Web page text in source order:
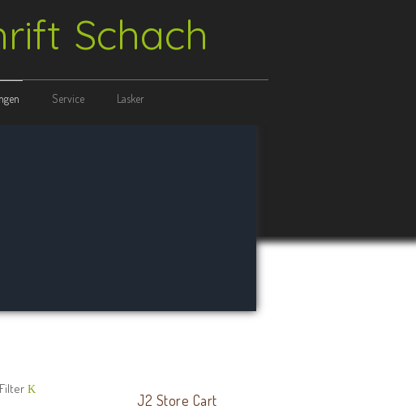
Schach
Service Lasker
J2 Store Cart